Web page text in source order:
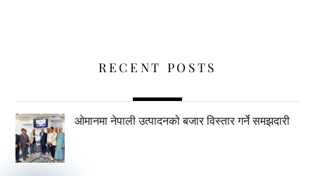
RECENT POSTS
ओमानमा नेपाली उत्पादनको बजार विस्तार गर्ने समझदारी